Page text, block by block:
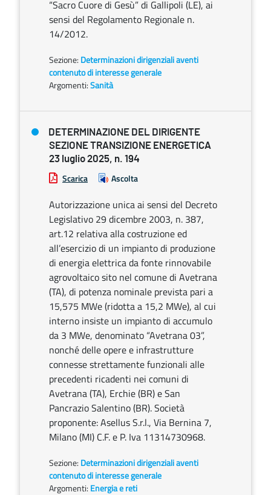
“Sacro Cuore di Gesù” di Gallipoli (LE), ai
sensi del Regolamento Regionale n.
14/2012.
Sezione: Determinazioni dirigenziali aventi
contenuto di interesse generale
Argomenti:Sanità
DETERMINAZIONE DEL DIRIGENTE
SEZIONE TRANSIZIONE ENERGETICA
23 luglio 2025, n. 194
Scarica Ascolta
Autorizzazione unica ai sensi del Decreto
Legislativo 29 dicembre 2003, n. 387,
art.12 relativa alla costruzione ed
all’esercizio di un impianto di produzione
di energia elettrica da fonte rinnovabile
agrovoltaico sito nel comune di Avetrana
(TA), di potenza nominale prevista pari a
15,575 MWe (ridotta a 15,2 MWe), al cui
interno insiste un impianto di accumulo
da 3 MWe, denominato “Avetrana 03”,
nonché delle opere e infrastrutture
connesse strettamente funzionali alle
precedenti ricadenti nei comuni di
Avetrana (TA), Erchie (BR) e San
Pancrazio Salentino (BR). Società
proponente: Asellus S.r.l., Via Bernina 7,
Milano (MI) C.F. e P. Iva 11314730968.
Sezione: Determinazioni dirigenziali aventi
contenuto di interesse generale
Argomenti: Energia e reti